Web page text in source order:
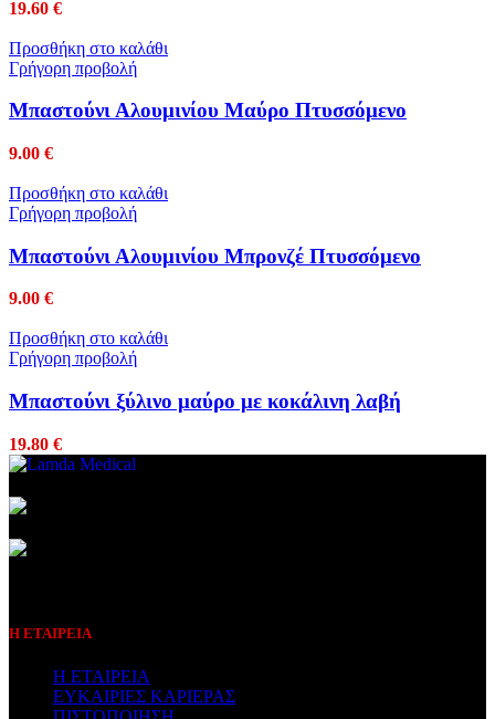
19.60 €
Προσθήκη στο καλάθι
Γρήγορη προβολή
Μπαστούνι Αλουμινίου Μαύρο Πτυσσόμενο
9.00 €
Προσθήκη στο καλάθι
Γρήγορη προβολή
Μπαστούνι Αλουμινίου Μπρονζέ Πτυσσόμενο
9.00 €
Προσθήκη στο καλάθι
Γρήγορη προβολή
Μπαστούνι ξύλινο μαύρο με κοκάλινη λαβή
19.80 €
Η ΕΤΑΙΡΕΙΑ
Η ΕΤΑΙΡΕΙΑ
ΕΥΚΑΙΡΙΕΣ ΚΑΡΙΕΡΑΣ